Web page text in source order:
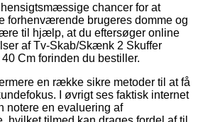
chancer for at
forhenværende brugeres domme og
til hjælp, at du eftersøger online
af Tv-Skab/Skænk 2 Skuffer
Cm forinden du bestiller.
en række sikre metoder til at få
I øvrigt ses faktisk internet
notere en evaluering af